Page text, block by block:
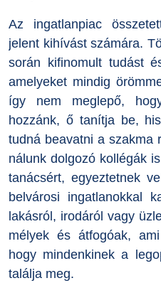
Az ingatlanpiac
jelent kihívást számára.
során kifinomult tudást
amelyeket mindig
így nem meglepő,
hozzánk, ő tanítja be,
tudná beavatni a szakma
nálunk dolgozó kollégák
tanácsért, egyeztetnek
belvárosi ingatlanokkal
lakásról, irodáról vagy
mélyek és átfogóak,
hogy mindenkinek a
találja meg.